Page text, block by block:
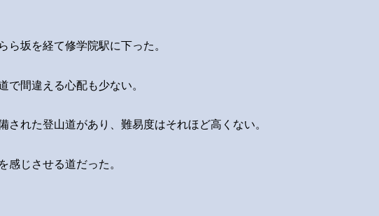
ら坂を経て修学院駅に下った。
で間違える心配も少ない。
れた登山道があり、難易度はそれほど高くない。
感じさせる道だった。